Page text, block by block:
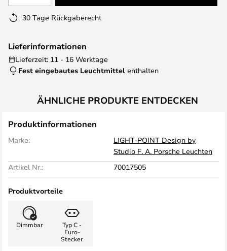
30 Tage Rückgaberecht
Lieferinformationen
Lieferzeit: 11 - 16 Werktage
Fest eingebautes Leuchtmittel enthalten
ÄHNLICHE PRODUKTE ENTDECKEN
Produktinformationen
Marke:
LIGHT-POINT Design by
Studio F. A. Porsche Leuchten
Artikel Nr.:
70017505
Produktvorteile
Dimmbar
Typ C -
Euro-
Stecker